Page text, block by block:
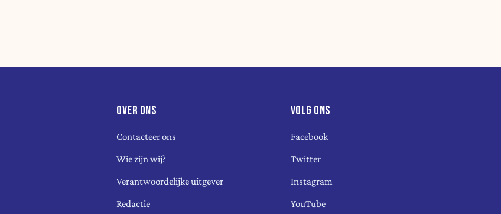
OVER ONS
Contacteer ons
Wie zijn wij?
Verantwoordelijke uitgever
Redactie
VOLG ONS
Facebook
Twitter
Instagram
YouTube